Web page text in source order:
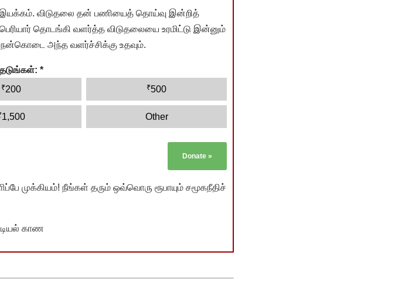
இயக்கம். விடுதலை தன் பணியைத் தொய்வு இன்றித்
தொடங்கி வளர்த்த விடுதலையை உரமிட்டு இன்னும்
அந்த வளர்ச்சிக்கு உதவும்.
*
₹200 ₹500
1,500 Other
Donate »
முக்கியம்! நீங்கள் தரும் ஒவ்வொரு ரூபாயும் சமூகநீதிச்
காண